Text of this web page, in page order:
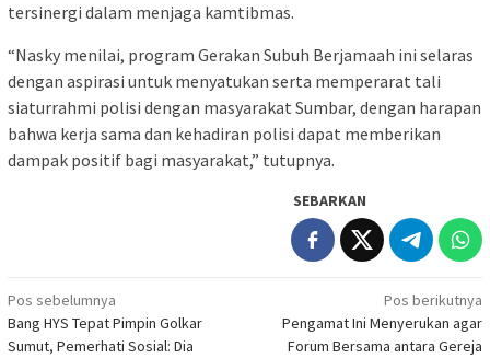
tersinergi dalam menjaga kamtibmas.
“Nasky menilai, program Gerakan Subuh Berjamaah ini selaras
dengan aspirasi untuk menyatukan serta memperarat tali
siaturrahmi polisi dengan masyarakat Sumbar, dengan harapan
bahwa kerja sama dan kehadiran polisi dapat memberikan
dampak positif bagi masyarakat,” tutupnya.
SEBARKAN
Navigasi
pos
Pos sebelumnya
Bang HYS Tepat Pimpin Golkar
Sumut, Pemerhati Sosial: Dia
Pos berikutnya
Pengamat Ini Menyerukan agar
Forum Bersama antara Gereja